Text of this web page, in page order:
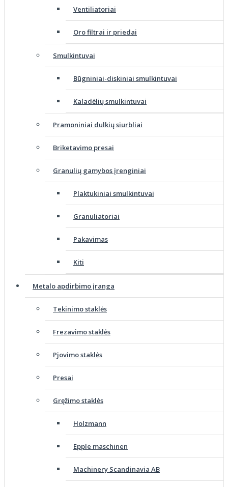
Ventiliatoriai
Oro filtrai ir priedai
Smulkintuvai
Būgniniai-diskiniai smulkintuvai
Kaladėlių smulkintuvai
Pramoniniai dulkių siurbliai
Briketavimo presai
Granulių gamybos įrenginiai
Plaktukiniai smulkintuvai
Granuliatoriai
Pakavimas
Kiti
Metalo apdirbimo įranga
Tekinimo staklės
Frezavimo staklės
Pjovimo staklės
Presai
Gręžimo staklės
Holzmann
Epple maschinen
Machinery Scandinavia AB